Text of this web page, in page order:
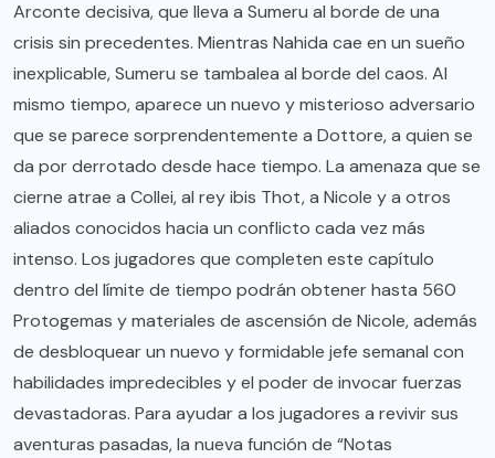
Arconte decisiva, que lleva a Sumeru al borde de una
crisis sin precedentes. Mientras Nahida cae en un sueño
inexplicable, Sumeru se tambalea al borde del caos. Al
mismo tiempo, aparece un nuevo y misterioso adversario
que se parece sorprendentemente a Dottore, a quien se
da por derrotado desde hace tiempo. La amenaza que se
cierne atrae a Collei, al rey ibis Thot, a Nicole y a otros
aliados conocidos hacia un conflicto cada vez más
intenso. Los jugadores que completen este capítulo
dentro del límite de tiempo podrán obtener hasta 560
Protogemas y materiales de ascensión de Nicole, además
de desbloquear un nuevo y formidable jefe semanal con
habilidades impredecibles y el poder de invocar fuerzas
devastadoras. Para ayudar a los jugadores a revivir sus
aventuras pasadas, la nueva función de “Notas